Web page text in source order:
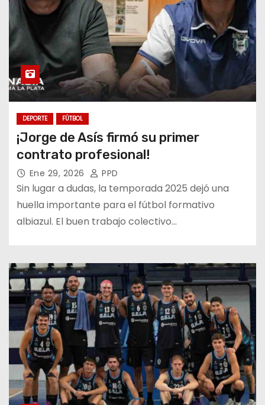
DEPORTE FÚTBOL
¡Jorge de Asís firmó su primer
contrato profesional!
Ene 29, 2026 PPD
Sin lugar a dudas, la temporada 2025 dejó una
huella importante para el fútbol formativo
albiazul. El buen trabajo colectivo…